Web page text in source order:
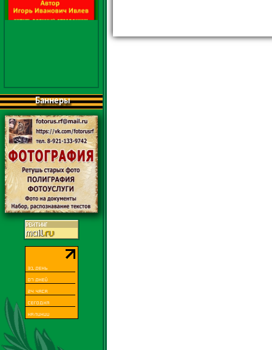
Баннеры